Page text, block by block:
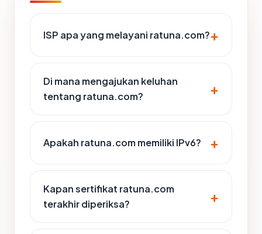
ISP apa yang melayani ratuna.com?
Di mana mengajukan keluhan
tentang ratuna.com?
Apakah ratuna.com memiliki IPv6?
Kapan sertifikat ratuna.com
terakhir diperiksa?